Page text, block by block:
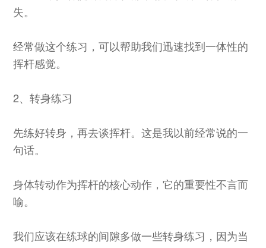
失。
经常做这个练习，可以帮助我们迅速找到一体性的
挥杆感觉。
2、转身练习
先练好转身，再去谈挥杆。这是我以前经常说的一
句话。
身体转动作为挥杆的核心动作，它的重要性不言而
喻。
我们应该在练球的间隙多做一些转身练习，因为当